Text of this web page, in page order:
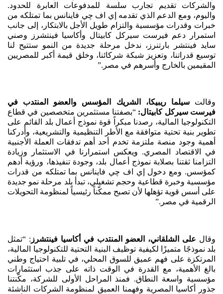
والشركات تقديم تجارب سلسة للمدفوعات العابرة للحدود.
واليوم، ومع الدعم الذي تقدمه إي اف چي فاينانس بما تمتلكه من
خبرات وقدرات مؤسسية والتزام طويل الأجل بالابتكار، إلى جانب
استمرار دعم فيرست سيركل كابيتال وأكاسيا فينتشرز وصني
سايد فينتشر بارتنرز، ندخل مرحلة جديدة من النمو ستتيح لنا
توسيع قدراتنا، وتعزيز شبكة شركائنا، وخلق قيمة أكبر للمصريين
المقيمين بالخارج وأسرهم في مصر.”
وقالتسيلما ريبيكا، الشريك المؤسس والعضو المنتدب في
فيرست سيركل كابيتال: “بصفتنا مستثمرين متخصصين في قطاع
التكنولوجيا المالية، رصدنا مبكراً قوة نموذج أعمال بلد القائم على
تطوير بنية تحتية متوافقة مع الأطر التنظيمية والتشريعية، وأدركنا
أهمية وجود منصة ملتزمة تخدم أحد أهم تدفقات العملة الأجنبية
في الاقتصاد المصري. ويعكس استمرارنا في الاستثمار وزيادة
التزامنا ثقتنا بصلابة نموذج أعمال بلد، وجودة تنفيذها، ورؤية أدهم
كمؤسس. ومع دخول إي اف چي فاينانس بما تمتلكه من قدرات
مؤسسية وخبرة قطاعية وحجم تشغيلي، تبدأ بلد مرحلة نمو جديدة
على أسس قوية تؤهلها لأن تصبح ممكّناً رئيسياً لمنظومة التحويلات
الرقمية في مصر.”
وقال على الشلقاني، العضو المنتدب في أكاسيا فينتشرز : “تمثل
بلد نموذجًا متميزًا لكيفية توظيف البنية التحتية للتكنولوجيا المالية،
المرتكزة على فهم عميق للسوق المحلي، في تلبية احتياج وطني
بالغ الأهمية، مع القدرة في الوقت ذاته على جذب استثمارات
مؤسسية واسعة النطاق. فمنذ المراحل الأولى للشركة، مكّنتنا
جذور أكاسيا المصرية وفهمنا العميق لمنظومة الشركات الناشئة